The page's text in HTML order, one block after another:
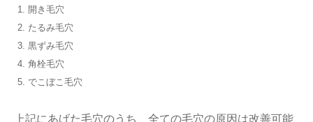
開き毛穴
たるみ毛穴
黒ずみ毛穴
角栓毛穴
でこぼこ毛穴
上記にあげた毛穴のうち、全ての毛穴の原因は改善可能